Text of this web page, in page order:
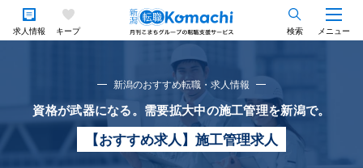
求人情報 キープ 検索 メニュー
新潟のおすすめ転職・求人情報
資格が武器になる。需要拡大中の施工管理を新潟で。
【おすすめ求人】施工管理求人